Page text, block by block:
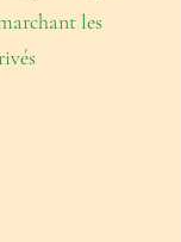
les